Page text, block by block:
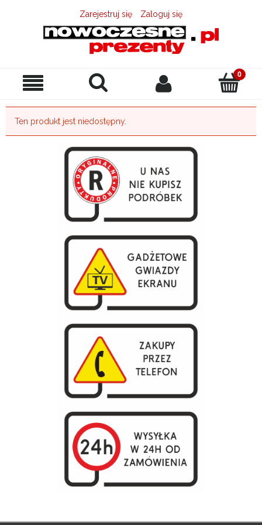
Zarejestruj się Zaloguj się
Ten produkt jest niedostępny.